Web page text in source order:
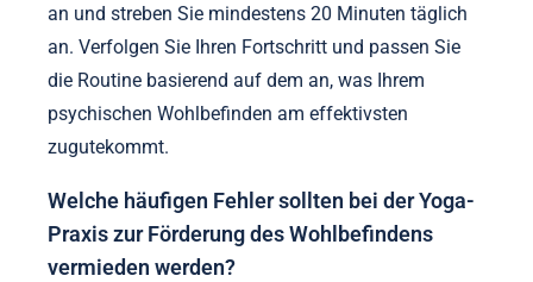
Herausforderungen zu identifizieren, mit denen Sie
konfrontiert sind. Integrieren Sie Haltungen, die
Entspannung fördern, wie die Kindhaltung und die
Vorwärtsbeuge, die die Ruhe verbessern. Fügen Sie
Atemübungen wie Pranayama hinzu, um Angst zu
reduzieren. Passen Sie die Dauer an Ihren Zeitplan
an und streben Sie mindestens 20 Minuten täglich
an. Verfolgen Sie Ihren Fortschritt und passen Sie